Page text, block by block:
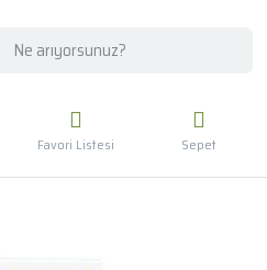
Favori Listesi Sepet